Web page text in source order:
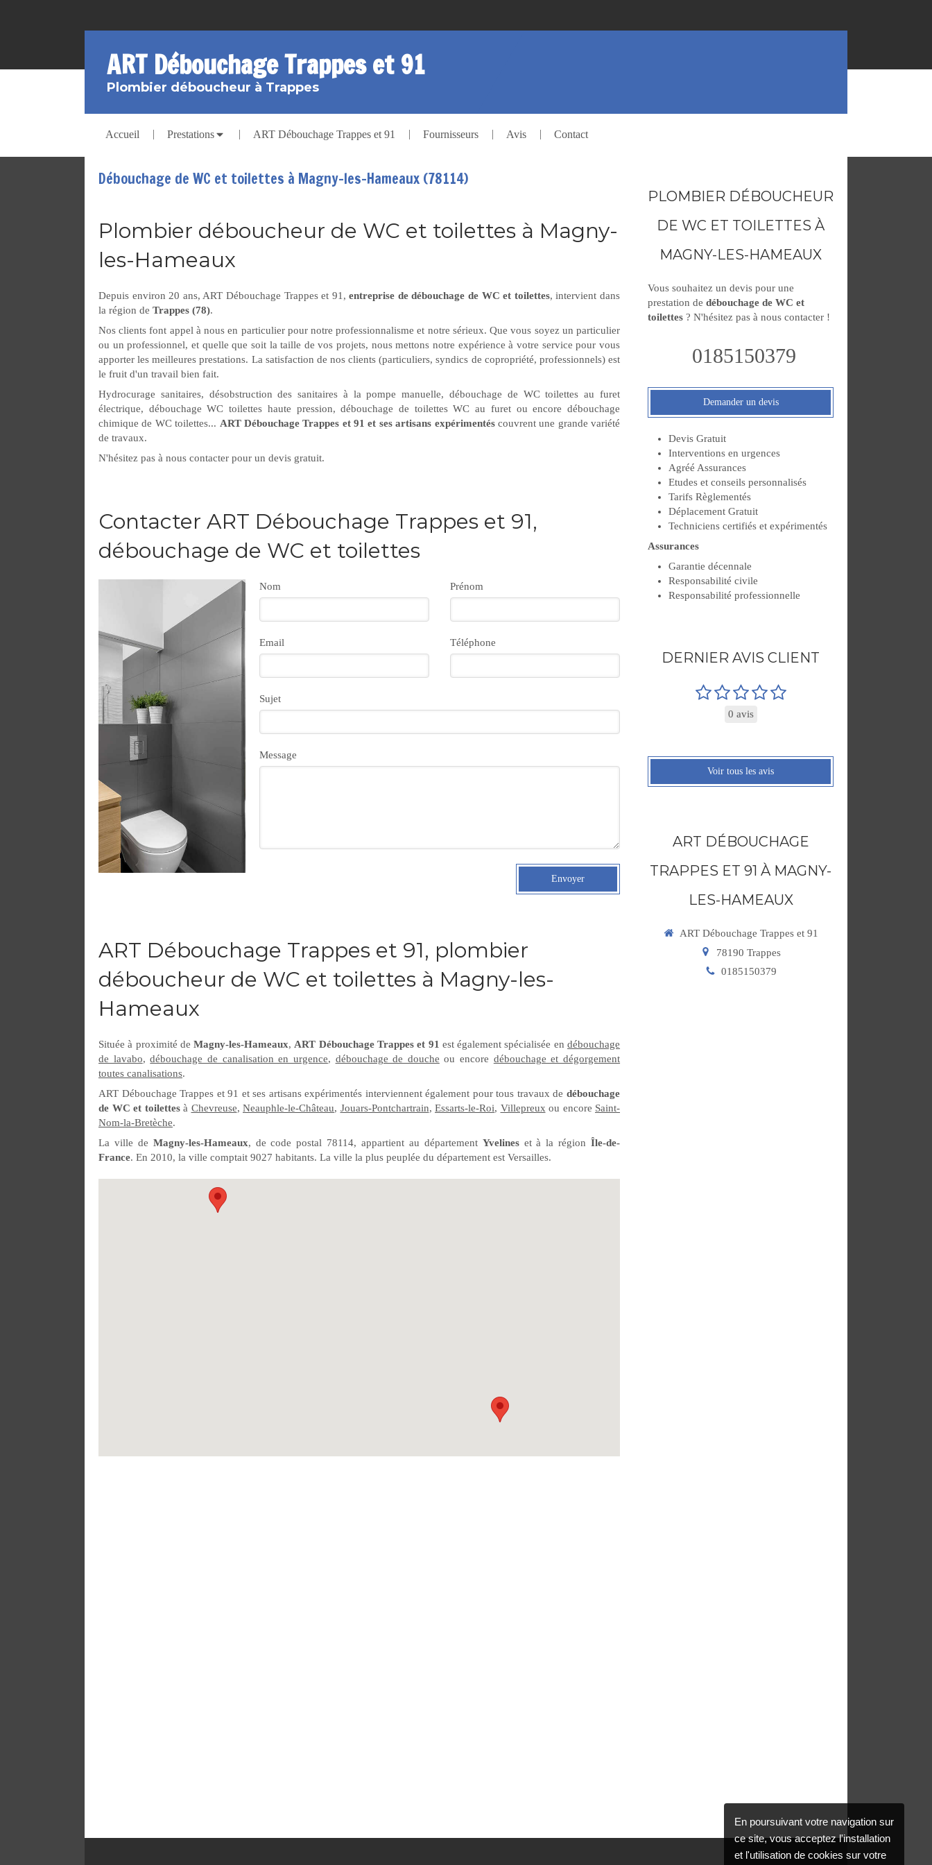
ART Débouchage Trappes et 91
Plombier déboucheur à Trappes
Accueil Prestations ART Débouchage Trappes et 91 Fournisseurs Avis Contact
Débouchage de WC et toilettes à Magny-les-Hameaux (78114)
Plombier déboucheur de WC et toilettes à Magny-
les-Hameaux
Depuis environ 20 ans, ART Débouchage Trappes et 91,entreprise de débouchage de WC et toilettes, intervient dans
la région de Trappes (78).
Nos clients font appel à nous en particulier pour notre professionnalisme et notre sérieux. Que vous soyez un particulier
ou un professionnel, et quelle que soit la taille de vos projets, nous mettons notre expérience à votre service pour vous
apporter les meilleures prestations. La satisfaction de nos clients (particuliers, syndics de copropriété, professionnels) est
le fruit d'un travail bien fait.
Hydrocurage sanitaires, désobstruction des sanitaires à la pompe manuelle, débouchage de WC toilettes au furet
électrique, débouchage WC toilettes haute pression, débouchage de toilettes WC au furet ou encore débouchage
chimique de WC toilettes... ART Débouchage Trappes et 91 et ses artisans expérimentéscouvrent une grande variété
de travaux.
N'hésitez pas à nous contacter pour un devis gratuit.
Contacter ART Débouchage Trappes et 91,
débouchage de WC et toilettes
Nom Prénom
Email Téléphone
Sujet
Message
Envoyer
ART Débouchage Trappes et 91, plombier
déboucheur de WC et toilettes à Magny-les-
Hameaux
Située à proximité deMagny-les-Hameaux, ART Débouchage Trappes et 91 est également spécialisée endébouchage
de lavabo,débouchage de canalisation en urgence, débouchage de douche ou encore débouchage et dégorgement
toutes canalisations.
ART Débouchage Trappes et 91 et ses artisans expérimentés interviennent également pour tous travaux de débouchage
de WC et toilettesà Chevreuse, Neauphle-le-Château, Jouars-Pontchartrain, Essarts-le-Roi, Villepreux ou encore Saint-
Nom-la-Bretèche.
La ville de Magny-les-Hameaux, de code postal 78114, appartient au département Yvelineset à la région Île-de-
France. En 2010, la ville comptait 9027 habitants. La ville la plus peuplée du département est Versailles.
PLOMBIER DÉBOUCHEUR
DE WC ET TOILETTES À
MAGNY-LES-HAMEAUX
Vous souhaitez un devis pour une
prestation de débouchage de WC et
toilettes ? N'hésitez pas à nous contacter !
0185150379
Demander un devis
Devis Gratuit
Interventions en urgences
Agréé Assurances
Etudes et conseils personnalisés
Tarifs Règlementés
Déplacement Gratuit
Techniciens certifiés et expérimentés
Assurances
Garantie décennale
Responsabilité civile
Responsabilité professionnelle
DERNIER AVIS CLIENT
0 avis
Voir tous les avis
ART DÉBOUCHAGE
TRAPPES ET 91 À MAGNY-
LES-HAMEAUX
ART Débouchage Trappes et 91
78190 Trappes
0185150379
En poursuivant votre navigation sur
ce site, vous acceptez l'installation
et l'utilisation de cookies sur votre